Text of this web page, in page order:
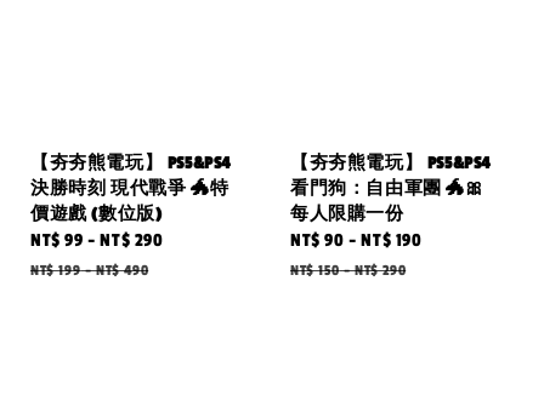
【夯夯熊電玩】 PS5&PS4
決勝時刻 現代戰爭 🐲特
價遊戲 (數位版)
Sale
price
NT$ 99 -NT$ 290
NT$ 199-NT$ 490
【夯夯熊電玩】 PS5&PS4
看門狗：自由軍團 🐲🎀
每人限購一份
Sale
price
NT$ 90 -NT$ 190
NT$ 150-NT$ 290